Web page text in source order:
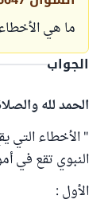
ما هي
الجواب
الحمد لله
" الأخطاء التي
النبوي تقع في
الأول :